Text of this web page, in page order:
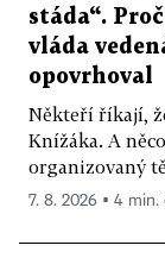
stáda“.
vláda
opovrhoval
Někteří říkají,
Knížáka. A
organizovaný
7. 8. 2026 ▪ 4 min.